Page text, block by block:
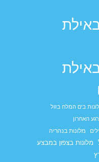
בים המלח בזול
האחרון
מלונות בנהריה
מלונות בצפון במבצע